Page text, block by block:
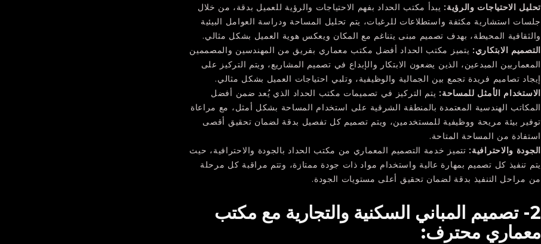
تحليل الاحتياجات والرؤية: يبدأ مكتب الحداد بفهم الاحتياجات والرؤية للعميل بدقة، من خلال
جلسات استشارية مكثفة واستطلاعات للرغبات، يتم تحليل المساحة ودراسة العوامل البيئية
والثقافية المحيطة، بهدف تصميم مبنى يتناغم مع المكان ويعكس هوية العميل بشكل مثالي.
التصميم الابتكاري: يتميز مكتب الحداد أفضل مكتب معماري بفريق من المهندسين والمصممين
المعماريين المبدعين، الذين يضعون الابتكار والإبداع في تصميم المشاريع، ويتم التركيز على
إيجاد تصاميم فريدة تجمع بين الجمالية والوظيفية، وتلبي احتياجات العميل بشكل مثالي.
الاستخدام الأمثل للمساحة: يتم التركيز في تصميمات مكتب الحداد الذي يُعد ضمن أفضل
المكاتب الهندسية المعتمدة بالمنطقة الشرقية على استخدام المساحة بشكل أمثل، مع مراعاة
توفير بيئة مريحة ووظيفية للمستخدمين، ويتم تصميم كل تفصيل بدقة لضمان تحقيق أقصى
استفادة من المساحة المتاحة.
الجودة والاحترافية: تتميز خدمة التصميم المعماري من مكتب الحداد بالجودة والاحترافية، حيث
يتم تنفيذ كل تصميم بمهارة عالية واستخدام مواد ذات جودة ممتازة، وتتم مراقبة كل مرحلة
من مراحل التنفيذ بدقة لضمان تحقيق أعلى مستويات الجودة.
2- تصميم المباني السكنية والتجارية مع مكتب
معماري محترف: